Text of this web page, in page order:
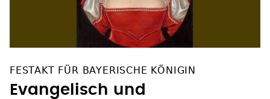
FESTAKT FÜR BAYERISCHE KÖNIGIN
Evangelisch und